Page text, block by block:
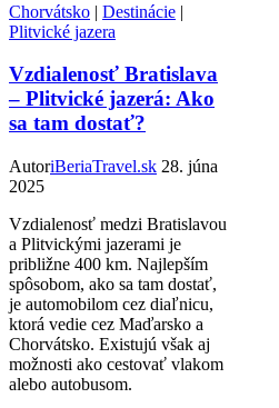
Chorvátsko | Destinácie |
Plitvické jazera
Vzdialenosť Bratislava
– Plitvické jazerá: Ako
sa tam dostať?
AutoriBeriaTravel.sk 28. júna
2025
Vzdialenosť medzi Bratislavou
a Plitvickými jazerami je
približne 400 km. Najlepším
spôsobom, ako sa tam dostať,
je automobilom cez diaľnicu,
ktorá vedie cez Maďarsko a
Chorvátsko. Existujú však aj
možnosti ako cestovať vlakom
alebo autobusom.